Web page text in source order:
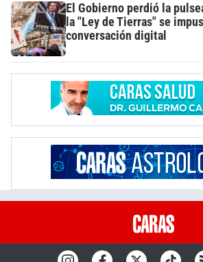
El Gobierno perdió la
la "Ley de Tierras" se
conversación digital